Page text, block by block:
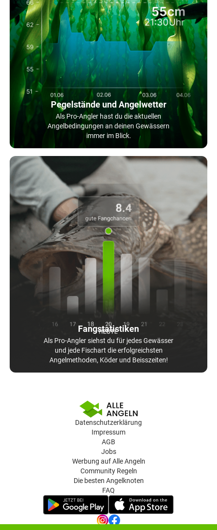
Pegelstände und Angelwetter
Als Pro-Angler hast du die aktuellen
Angelbedingungen an deinen Gewässern
immer im Blick.
Fangstatistiken
Als Pro-Angler siehst du für jedes Gewässer
und jede Fischart die erfolgreichsten
Angelmethoden, Köder und Beisszeiten!
Datenschutzerklärung
Impressum
AGB
Jobs
Werbung auf Alle Angeln
Community Regeln
Die besten Angelknoten
FAQ